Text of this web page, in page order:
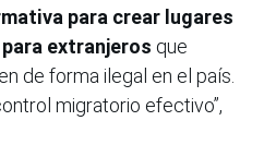
para crear lugares
extranjeros que
de forma ilegal en el país.
migratorio efectivo”,